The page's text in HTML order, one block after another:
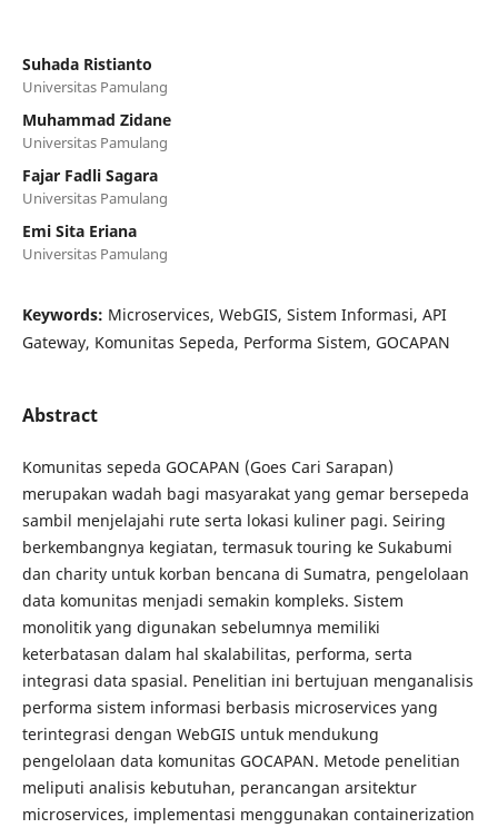
Suhada Ristianto
Universitas Pamulang
Muhammad Zidane
Universitas Pamulang
Fajar Fadli Sagara
Universitas Pamulang
Emi Sita Eriana
Universitas Pamulang
Keywords: Microservices, WebGIS, Sistem Informasi, API
Gateway, Komunitas Sepeda, Performa Sistem, GOCAPAN
Abstract
Komunitas sepeda GOCAPAN (Goes Cari Sarapan)
merupakan wadah bagi masyarakat yang gemar bersepeda
sambil menjelajahi rute serta lokasi kuliner pagi. Seiring
berkembangnya kegiatan, termasuk touring ke Sukabumi
dan charity untuk korban bencana di Sumatra, pengelolaan
data komunitas menjadi semakin kompleks. Sistem
monolitik yang digunakan sebelumnya memiliki
keterbatasan dalam hal skalabilitas, performa, serta
integrasi data spasial. Penelitian ini bertujuan menganalisis
performa sistem informasi berbasis microservices yang
terintegrasi dengan WebGIS untuk mendukung
pengelolaan data komunitas GOCAPAN. Metode penelitian
meliputi analisis kebutuhan, perancangan arsitektur
microservices, implementasi menggunakan containerization